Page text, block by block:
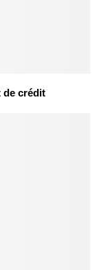
de crédit